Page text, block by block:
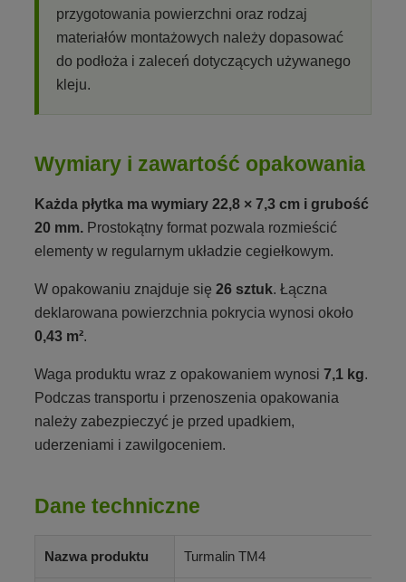
przygotowania powierzchni oraz rodzaj
materiałów montażowych należy dopasować
do podłoża i zaleceń dotyczących używanego
kleju.
Wymiary i zawartość opakowania
Każda płytka ma wymiary 22,8 × 7,3 cm i grubość
20 mm. Prostokątny format pozwala rozmieścić
elementy w regularnym układzie cegiełkowym.
W opakowaniu znajduje się 26 sztuk. Łączna
deklarowana powierzchnia pokrycia wynosi około
0,43 m².
Waga produktu wraz z opakowaniem wynosi 7,1 kg.
Podczas transportu i przenoszenia opakowania
należy zabezpieczyć je przed upadkiem,
uderzeniami i zawilgoceniem.
Dane techniczne
Nazwa produktu Turmalin TM4